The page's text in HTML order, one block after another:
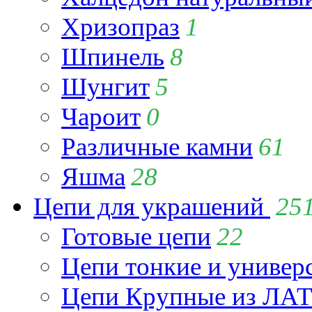
Хризопраз 1
Шпинель 8
Шунгит5
Чароит 0
Различные камни 61
Яшма 28
Цепи для украшений
Готовые цепи 22
Цепи тонкие и
Цепи Крупные из